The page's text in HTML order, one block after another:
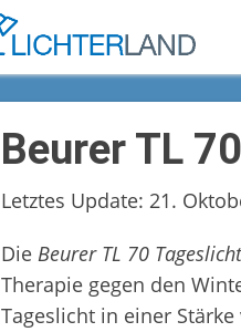
Beurer TL
Letztes Update: 21.
Die Beurer TL 70
Therapie gegen den
Tageslicht in einer